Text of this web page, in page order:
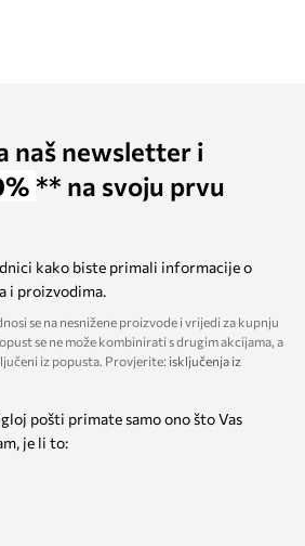
naš newsletter i
** na svoju prvu
kako biste primali informacije o
i proizvodima.
se na nesnižene proizvode i vrijedi za kupnju
se ne može kombinirati s drugim akcijama, a
iz popusta. Provjerite: isključenja iz
pošti primate samo ono što Vas
je li to: